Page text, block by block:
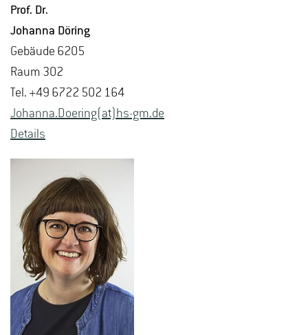
Prof. Dr.
Jo­han­na Dö­ring
Ge­bäu­de 6205
Raum 302
Tel. +49 6722 502 164
Jo­han­na.Doering(at)hs-​gm.​de
De­tails